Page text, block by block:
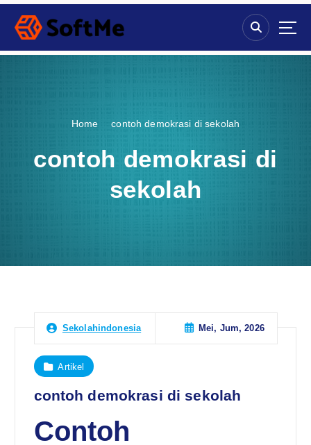
S
p
Home contoh demokrasi di sekolah
contoh demokrasi di
sekolah
Sekolahindonesia Mei, Jum, 2026
Artikel
contoh demokrasi di sekolah
Contoh